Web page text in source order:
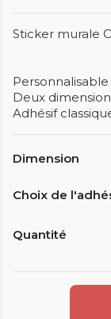
Sticker murale
Deux
Adhésif
Dimension
Choix de
Quantité